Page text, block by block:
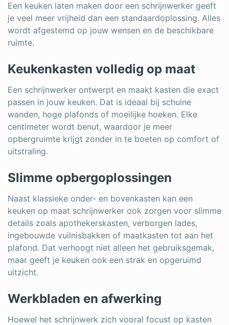
Een keuken laten maken door een schrijnwerker geeft
je veel meer vrijheid dan een standaardoplossing. Alles
wordt afgestemd op jouw wensen en de beschikbare
ruimte.
Keukenkasten volledig op maat
Een schrijnwerker ontwerpt en maakt kasten die exact
passen in jouw keuken. Dat is ideaal bij schuine
wanden, hoge plafonds of moeilijke hoeken. Elke
centimeter wordt benut, waardoor je meer
opbergruimte krijgt zonder in te boeten op comfort of
uitstraling.
Slimme opbergoplossingen
Naast klassieke onder- en bovenkasten kan een
keuken op maat schrijnwerker ook zorgen voor slimme
details zoals apothekerskasten, verborgen lades,
ingebouwde vuilnisbakken of maatkasten tot aan het
plafond. Dat verhoogt niet alleen het gebruiksgemak,
maar geeft je keuken ook een strak en opgeruimd
uitzicht.
Werkbladen en afwerking
Hoewel het schrijnwerk zich vooral focust op kasten